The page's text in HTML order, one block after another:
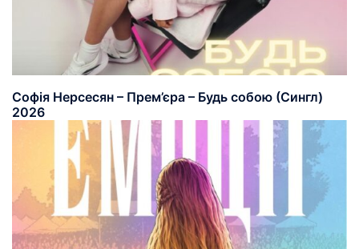
Софія Нерсесян – Прем’єра – Будь собою (Сингл)
2026